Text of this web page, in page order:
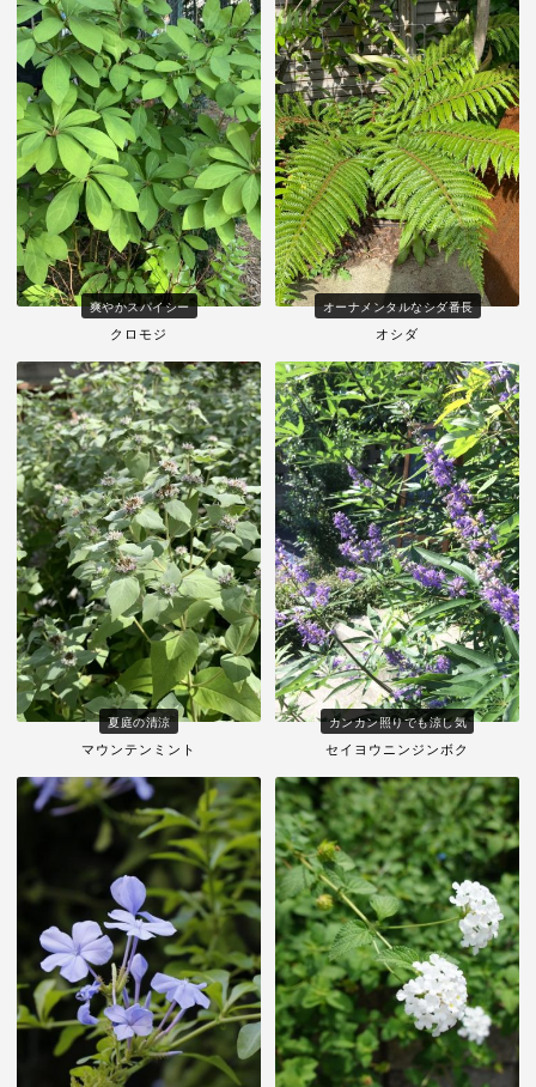
爽やかスパイシー
クロモジ
オーナメンタルなシダ番長
オシダ
夏庭の清涼
マウンテンミント
カンカン照りでも涼し気
セイヨウニンジンボク